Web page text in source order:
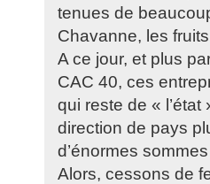
tenues de
Chavanne, les
A ce jour, et plus
CAC 40, ces
qui reste de « l’état
direction de pays
d’énormes
Alors, cessons de